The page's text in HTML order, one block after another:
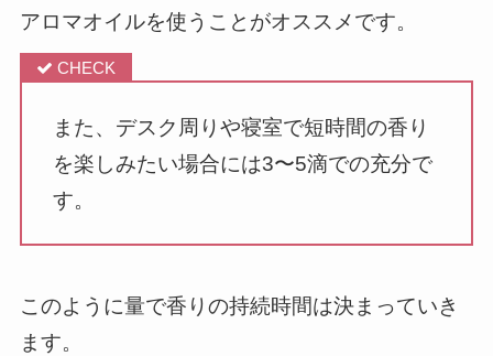
アロマオイルを使うことがオススメです。
また、デスク周りや寝室で短時間の香り
を楽しみたい場合には3〜5滴での充分で
す。
このように量で香りの持続時間は決まっていき
ます。